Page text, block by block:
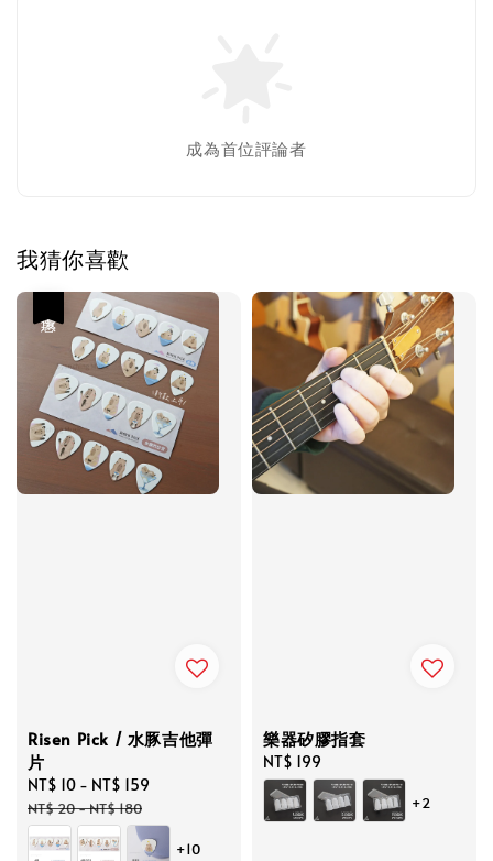
成為首位評論者
我猜你喜歡
Risen Pick / 水豚吉他彈
片
Sale
price
NT$ 10 - NT$ 159
NT$ 20-NT$ 180
+10
樂器矽膠指套
Regular
price
NT$ 199
+2